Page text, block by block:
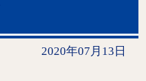
2020年07月13日